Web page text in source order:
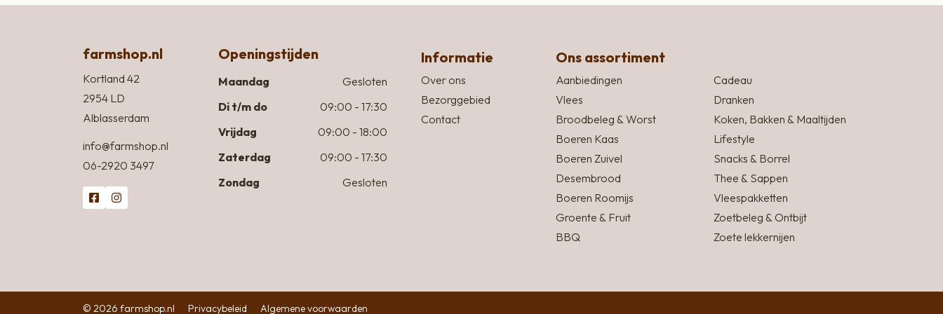
farmshop.nl
Kortland 42
2954 LD
Alblasserdam
info@farmshop.nl
06-2920 3497
Openingstijden
Maandag
Gesloten
Di t/m do
09:00 - 17:30
Vrijdag
09:00 - 18:00
Zaterdag
09:00 - 17:30
Zondag
Gesloten
Informatie
Over ons
Bezorggebied
Contact
Ons assortiment
Aanbiedingen
Vlees
Broodbeleg & Worst
Boeren Kaas
Boeren Zuivel
Desembrood
Boeren Roomijs
Groente & Fruit
BBQ
Cadeau
Dranken
Koken, Bakken & Maaltijden
Lifestyle
Snacks & Borrel
Thee & Sappen
Vleespakketten
Zoetbeleg & Ontbijt
Zoete lekkernijen
© 2026 farmshop.nl Privacybeleid Algemene voorwaarden